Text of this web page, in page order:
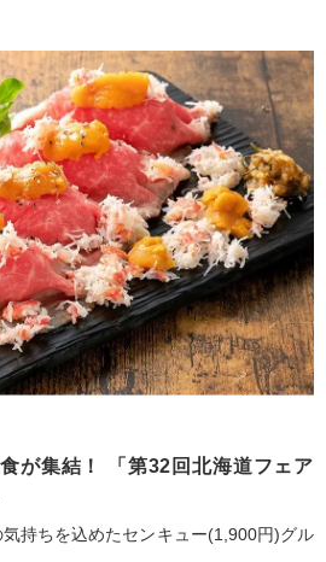
が集結！ 「第32回北海道フェア
持ちを込めたセンキュー(1,900円)グル